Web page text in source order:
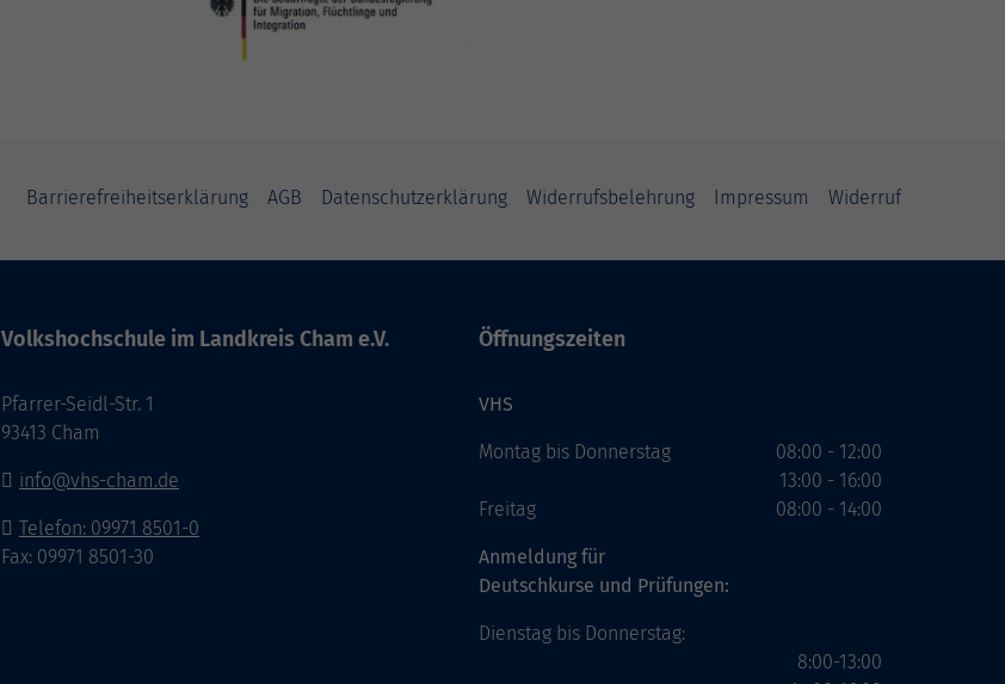
Barrierefreiheitserklärung AGB Datenschutzerklärung Widerrufsbelehrung Impressum Widerruf
Volkshochschule im Landkreis Cham e.V.
Pfarrer-Seidl-Str. 1
93413 Cham
info@vhs-cham.de
Telefon: 09971 8501-0
Fax: 09971 8501-30
Öffnungszeiten
VHS
Montag bis Donnerstag
Freitag
Anmeldung für
Deutschkurse und Prüfungen:
Dienstag bis Donnerstag:
08:00 - 12:00
13:00 - 16:00
08:00 - 14:00
8:00-13:00